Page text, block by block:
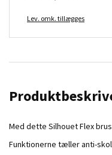
Lev. omk. tillægges
Med dette Silhouet Flex
Funktionerne tæller anti-